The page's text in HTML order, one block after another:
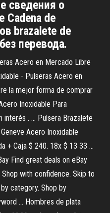
сведения о
Cadena de
brazalete de
перевода.
Acero en Mercado Libre
- Pulseras Acero en
la mejor forma de comprar
Inoxidable Para
interés . ... Pulsera Brazalete
Acero Inoxidable
+ Caja $ 240. 18x $ 13 33 ...
Find great deals on eBay
with confidence. Skip to
category. Shop by
... Hombres de plata